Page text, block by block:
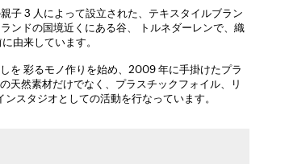
子 3 人によって設立された、テキスタイルブラン
ンドの国境近くにある谷、 トルネダーレンで、織
由来しています。
を 彩るモノ作りを始め、2009 年に手掛けたプラ
天然素材だけでなく、プラスチックフォイル、リ
スタジオとしての活動を行なっています。